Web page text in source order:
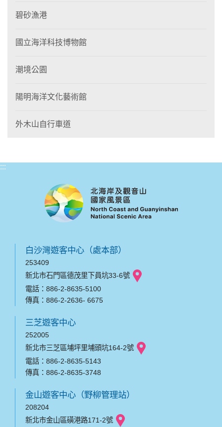
碧砂漁港
國立海洋科技博物館
潮境公園
陽明海洋文化藝術館
外木山自行車道
:::
白沙灣遊客中心（處本部）
253409
新北市石門區德茂里下員坑33-6號
電話：886-2-8635-5100
傳真：886-2-2636- 6675
三芝遊客中心
252005
新北市三芝區埔坪里埔頭坑164-2號
電話：886-2-8635-5143
傳真：886-2-8635-3748
金山遊客中心（野柳管理站）
208204
新北市金山區磺港路171-2號